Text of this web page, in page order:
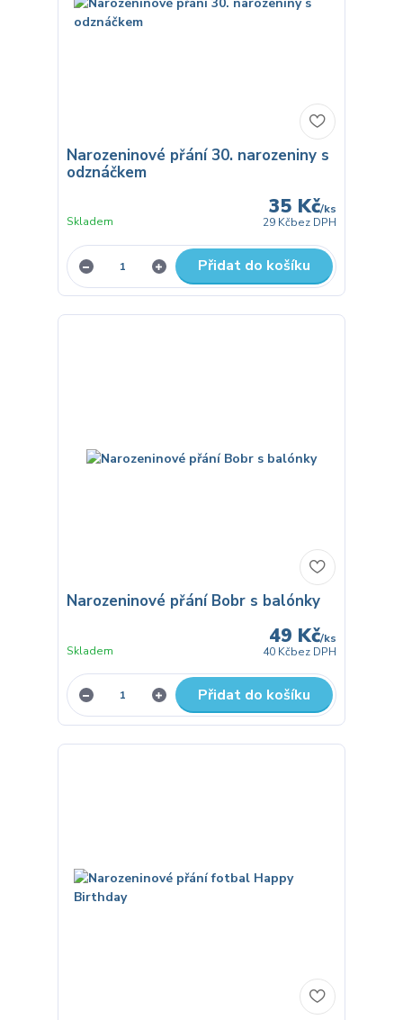
Narozeninové přání 30. narozeniny s
odznáčkem
35 Kč/ks
29 Kčbez DPH
Skladem
Přidat do košíku
Narozeninové přání Bobr s balónky
49 Kč/ks
40 Kčbez DPH
Skladem
Přidat do košíku